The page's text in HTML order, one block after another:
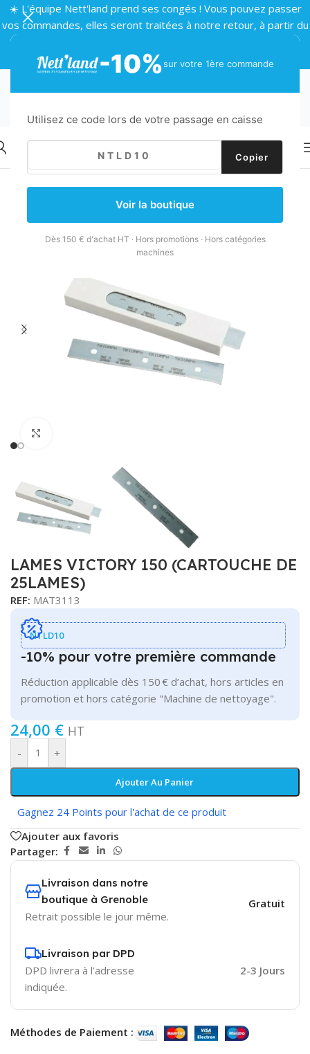
-10%sur votre 1ère commande
Utilisez ce code lors de votre passage en caisse
Copier
Voir la boutique
Dès 150 € d'achat HT · Hors promotions · Hors catégories
machines
☀️ L'équipe Nett'land prend ses congés ! Vous pouvez passer
vos commandes, elles seront traitées à notre retour, à partir du
LAMES VICTORY 150 (CARTOUCHE DE
25LAMES)
REF: MAT3113
NTLD10
-10% pour votre première commande
Réduction applicable dès 150 € d’achat, hors articles en
promotion et hors catégorie "Machine de nettoyage".
24,00 € HT
- +
Ajouter Au Panier
Gagnez 24 Points pour l'achat de ce produit
Ajouter aux favoris
Partager:
Livraison dans notre
boutique à Grenoble
Retrait possible le jour même.
Gratuit
Livraison par DPD
DPD livrera à l’adresse
indiquée.
2-3 Jours
Méthodes de Paiement :